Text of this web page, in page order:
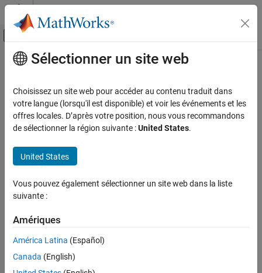
Passer au contenu
Activer/désactiver l'affichage du menu
Accueil de la documentation
Contenu principal
How useful was this information?
Sélectionner un site web
Choisissez un site web pour accéder au contenu traduit dans
votre langue (lorsqu'il est disponible) et voir les événements et les
offres locales. D’après votre position, nous vous recommandons
de sélectionner la région suivante :United States.
United States
Vous pouvez également sélectionner un site web dans la liste
suivante :
Amériques
América Latina (Español)
Canada (English)